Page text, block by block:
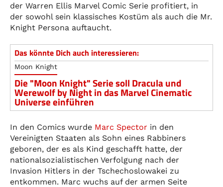
der Warren Ellis Marvel Comic Serie profitiert, in
der sowohl sein klassisches Kostüm als auch die Mr.
Knight Persona auftaucht.
Das könnte Dich auch interessieren:
Moon Knight
Die "Moon Knight" Serie soll Dracula und
Werewolf by Night in das Marvel Cinematic
Universe einführen
In den Comics wurde Marc Spector in den
Vereinigten Staaten als Sohn eines Rabbiners
geboren, der es als Kind geschafft hatte, der
nationalsozialistischen Verfolgung nach der
Invasion Hitlers in der Tschechoslowakei zu
entkommen. Marc wuchs auf der armen Seite